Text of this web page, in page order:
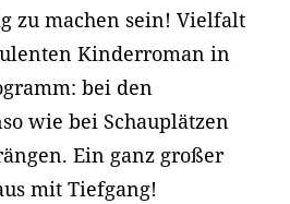
zu machen sein! Vielfalt
Kinderroman in
bei den
wie bei Schauplätzen
Ein ganz großer
mit Tiefgang!